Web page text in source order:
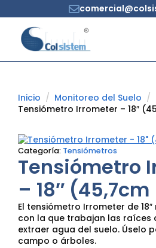
Inicio Monitoreo del Suelo
Tensiómetro Irrometer – 18″
Categoría: Tensiómetros
Tensiómetro
– 18″ (45,7cm
El tensiómetro Irrometer de
con la que trabajan las raíces
extraer agua del suelo. Úselo
campo o árboles.